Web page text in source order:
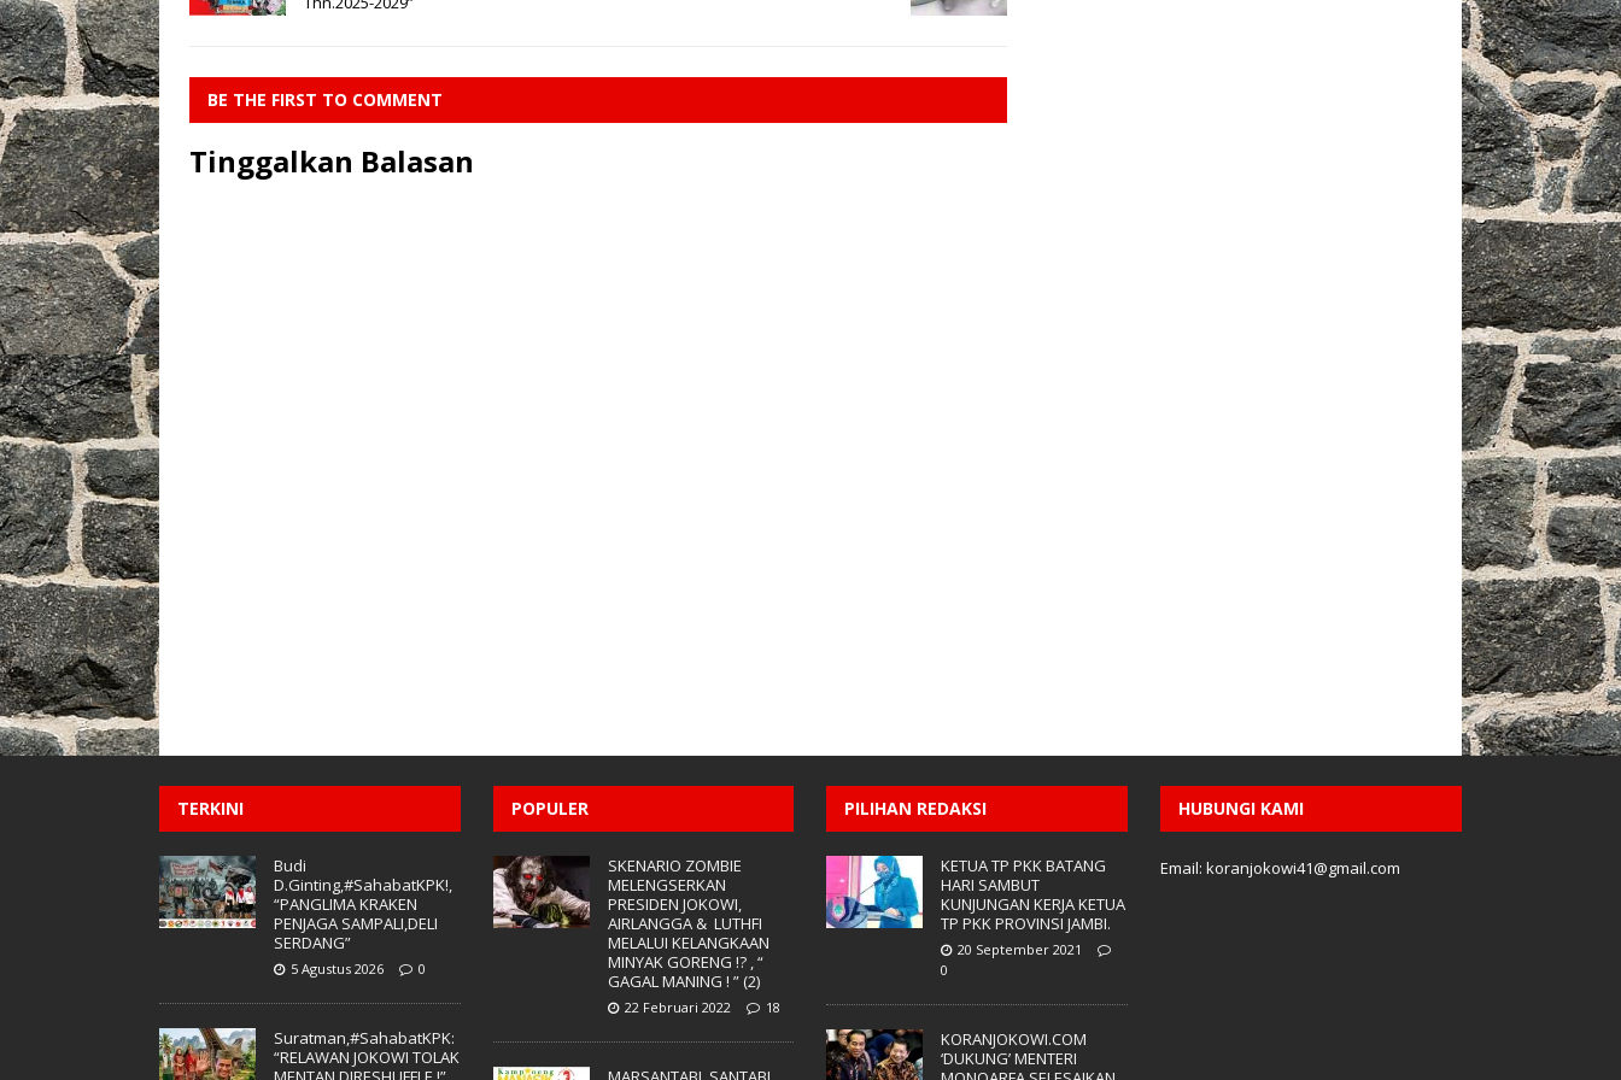
BE THE FIRST TO COMMENT
Tinggalkan Balasan
TERKINI
Budi
D.Ginting,#SahabatKPK!,
“PANGLIMA KRAKEN
PENJAGA SAMPALI,DELI
SERDANG”
5 Agustus 2026 0
Suratman,#SahabatKPK:
“RELAWAN JOKOWI TOLAK
POPULER
SKENARIO ZOMBIE
MELENGSERKAN
PRESIDEN JOKOWI,
AIRLANGGA & LUTHFI
MELALUI KELANGKAAN
MINYAK GORENG !? , “
GAGAL MANING ! ” (2)
22 Februari 2022 18
PILIHAN REDAKSI
KETUA TP PKK BATANG
HARI SAMBUT
KUNJUNGAN KERJA KETUA
TP PKK PROVINSI JAMBI.
20 September 2021
0
KORANJOKOWI.COM
‘DUKUNG’ MENTERI
HUBUNGI KAMI
Email: koranjokowi41@gmail.com